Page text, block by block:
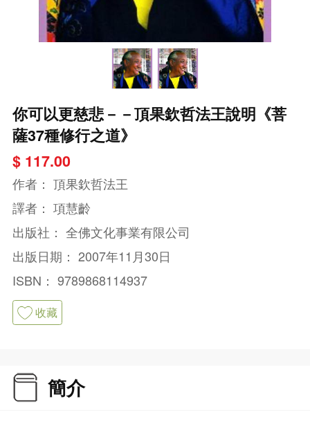
你可以更慈悲－－頂果欽哲法王說明《菩
薩37種修行之道》
$ 117.00
作者： 頂果欽哲法王
譯者： 項慧齡
出版社： 全佛文化事業有限公司
出版日期： 2007年11月30日
ISBN： 9789868114937
收藏
簡介